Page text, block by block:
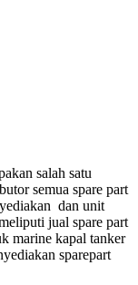
salah satu
semua spare part
dan unit
jual spare part
marine kapal tanker
sparepart